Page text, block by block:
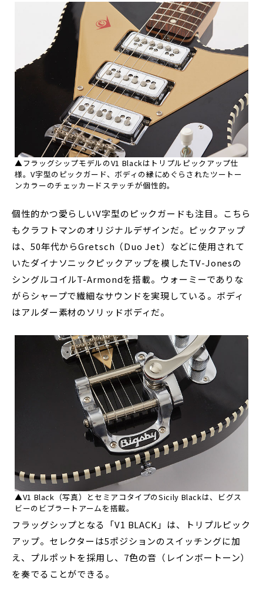
▲フラッグシップモデルのV1 Blackはトリプルピックアップ仕
様。V字型のピックガード、ボディの縁にめぐらされたツートー
ンカラーのチェッカードステッチが個性的。
個性的かつ愛らしいV字型のピックガードも注目。こちら
もクラフトマンのオリジナルデザインだ。ピックアップ
は、50年代からGretsch（Duo Jet）などに使用されて
いたダイナソニックピックアップを模したTV-Jonesの
シングルコイルT-Armondを搭載。ウォーミーでありな
がらシャープで繊細なサウンドを実現している。ボディ
はアルダー素材のソリッドボディだ。
▲V1 Black（写真）とセミアコタイプのSicily Blackは、ビグス
ビーのビブラートアームを搭載。
フラッグシップとなる「V1 BLACK」は、トリプルピック
アップ。セレクターは5ポジションのスイッチングに加
え、プルポットを採用し、7色の音（レインボートーン）
を奏でることができる。